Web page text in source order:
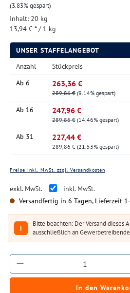
(3.83% gespart)
Inhalt: 20 kg
13,94 € * / 1 kg
UNSER STAFFELANGEBOT
Anzahl
Stückpreis
Ab 6 263,36 €
289,86 € (9.14% gespart)
Ab 16 247,96 €
289,86 € (14.46% gespart)
Ab 31 227,44 €
289,86 € (21.53% gespart)
Preise inkl. MwSt. zzgl. Versandkosten
exkl. MwSt.
inkl. MwSt.
Versandfertig in 6 Tagen, Lieferzeit
i
Bitte beachten: Der Versand dieses
ausschließlich an
Produkt Anzahl: Gib
In den